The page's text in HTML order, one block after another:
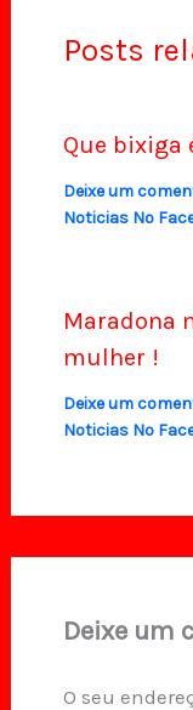
Posts
Que bixiga
Deixe um
Noticias No
Maradona
mulher !
Deixe um
Noticias No
Deixe um
O seu